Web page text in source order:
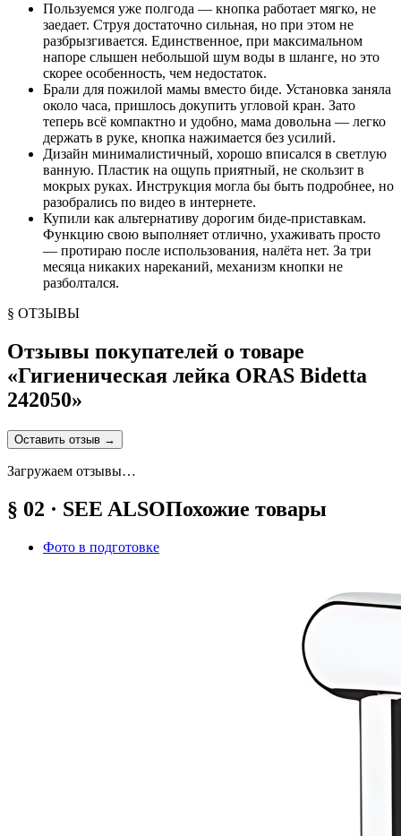
Пользуемся уже полгода — кнопка работает мягко, не
заедает. Струя достаточно сильная, но при этом не
разбрызгивается. Единственное, при максимальном
напоре слышен небольшой шум воды в шланге, но это
скорее особенность, чем недостаток.
Брали для пожилой мамы вместо биде. Установка заняла
около часа, пришлось докупить угловой кран. Зато
теперь всё компактно и удобно, мама довольна — легко
держать в руке, кнопка нажимается без усилий.
Дизайн минималистичный, хорошо вписался в светлую
ванную. Пластик на ощупь приятный, не скользит в
мокрых руках. Инструкция могла бы быть подробнее, но
разобрались по видео в интернете.
Купили как альтернативу дорогим биде-приставкам.
Функцию свою выполняет отлично, ухаживать просто
— протираю после использования, налёта нет. За три
месяца никаких нареканий, механизм кнопки не
разболтался.
§ ОТЗЫВЫ
Отзывы покупателей о товаре
«Гигиеническая лейка ORAS Bidetta
242050»
Оставить отзыв →
Загружаем отзывы…
§ 02 · SEE ALSOПохожие товары
Фото в подготовке